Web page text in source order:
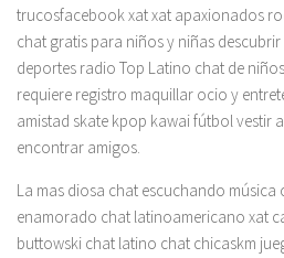
trucosfacebook xat xat apaxionados
chat gratis para niños y niñas
deportes radio Top Latino chat de
requiere registro maquillar ocio y
amistad skate kpop kawai fútbol vestir
encontrar amigos.
La mas diosa chat escuchando
enamorado chat latinoamericano xat
buttowski chat latino chat chicaskm